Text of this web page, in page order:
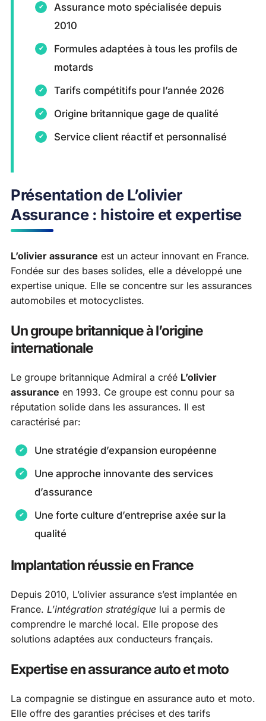
Assurance moto spécialisée depuis
2010
Formules adaptées à tous les profils de
motards
Tarifs compétitifs pour l’année 2026
Origine britannique gage de qualité
Service client réactif et personnalisé
Présentation de L’olivier
Assurance : histoire et expertise
L’olivier assurance est un acteur innovant en France.
Fondée sur des bases solides, elle a développé une
expertise unique. Elle se concentre sur les assurances
automobiles et motocyclistes.
Un groupe britannique à l’origine
internationale
Le groupe britannique Admiral a créé L’olivier
assurance en 1993. Ce groupe est connu pour sa
réputation solide dans les assurances. Il est
caractérisé par:
Une stratégie d’expansion européenne
Une approche innovante des services
d’assurance
Une forte culture d’entreprise axée sur la
qualité
Implantation réussie en France
Depuis 2010, L’olivier assurance s’est implantée en
France. L’intégration stratégique lui a permis de
comprendre le marché local. Elle propose des
solutions adaptées aux conducteurs français.
Expertise en assurance auto et moto
La compagnie se distingue en assurance auto et moto.
Elle offre des garanties précises et des tarifs